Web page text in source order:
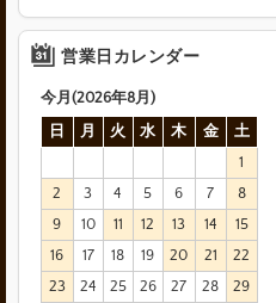
営業日カレンダー
今月(2026年8月)
日
月 火 水 木 金
土
1
2
3 4 5 6 7
8
9
10 11 12 13 14
15
16
17 18 19 20 21
22
23
24 25 26 27 28 29